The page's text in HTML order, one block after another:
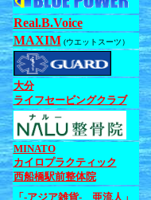
Real.B.Voice
MAXIM (ウエットスーツ）
大分
ライフセービングクラブ
MINATO
カイロプラクティック
西船橋駅前整体院
「-アジア雑貨- 亜流人」